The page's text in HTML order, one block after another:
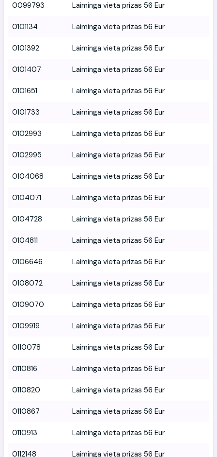
0099793 Laiminga vieta prizas 56 Eur
0101134 Laiminga vieta prizas 56 Eur
0101392 Laiminga vieta prizas 56 Eur
0101407 Laiminga vieta prizas 56 Eur
0101651 Laiminga vieta prizas 56 Eur
0101733 Laiminga vieta prizas 56 Eur
0102993 Laiminga vieta prizas 56 Eur
0102995 Laiminga vieta prizas 56 Eur
0104068 Laiminga vieta prizas 56 Eur
0104071 Laiminga vieta prizas 56 Eur
0104728 Laiminga vieta prizas 56 Eur
0104811 Laiminga vieta prizas 56 Eur
0106646 Laiminga vieta prizas 56 Eur
0108072 Laiminga vieta prizas 56 Eur
0109070 Laiminga vieta prizas 56 Eur
0109919 Laiminga vieta prizas 56 Eur
0110078 Laiminga vieta prizas 56 Eur
0110816 Laiminga vieta prizas 56 Eur
0110820 Laiminga vieta prizas 56 Eur
0110867 Laiminga vieta prizas 56 Eur
0110913 Laiminga vieta prizas 56 Eur
0112148 Laiminga vieta prizas 56 Eur